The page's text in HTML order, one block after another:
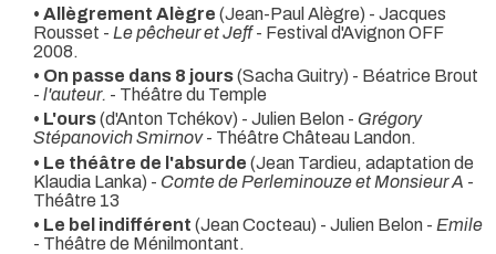
• Allègrement Alègre (Jean-Paul Alègre) - Jacques
Rousset - Le pêcheur et Jeff- Festival d'Avignon OFF
2008.
• On passe dans 8 jours(Sacha Guitry) - Béatrice Brout
- l'auteur. - Théâtre du Temple
• L'ours(d'Anton Tchékov) - Julien Belon - Grégory
Stépanovich Smirnov- Théâtre Château Landon.
• Le théâtre de l'absurde (Jean Tardieu, adaptation de
Klaudia Lanka) - Comte de Perleminouze et Monsieur A -
Théâtre 13
• Le bel indifférent (Jean Cocteau) - Julien Belon - Emile
- Théâtre de Ménilmontant.